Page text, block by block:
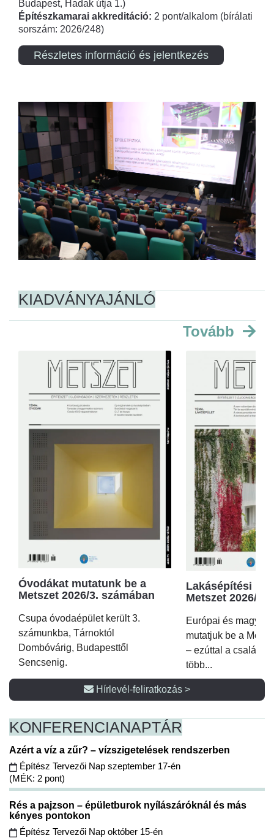
Budapest, Hadak útja 1.)
Építészkamarai akkreditáció: 2 pont/alkalom (bírálati
sorszám: 2026/248)
Részletes információ és jelentkezés
KIADVÁNYAJÁNLÓ
Tovább
Óvodákat mutatunk be a
Metszet 2026/3. számában
Csupa óvodaépület került 3.
számunkba, Tárnoktól
Dombóvárig, Budapesttől
Sencsenig.
Lakásépítési
Metszet 2026/2.
Európai és magyar
mutatjuk be a
– ezúttal a családi
több...
Hírlevél-feliratkozás >
KONFERENCIANAPTÁR
Azért a víz a zűr? – vízszigetelések rendszerben
Építész Tervezői Nap szeptember 17-én
(MÉK: 2 pont)
Rés a pajzson – épületburok nyílászáróknál és más
kényes pontokon
Építész Tervezői Nap október 15-én